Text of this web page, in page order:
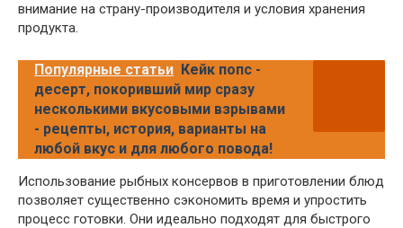
внимание на страну-производителя и условия хранения
продукта.
Популярные статьи Кейк попс -
десерт, покоривший мир сразу
несколькими вкусовыми взрывами
- рецепты, история, варианты на
любой вкус и для любого повода!
Использование рыбных консервов в приготовлении блюд
позволяет существенно сэкономить время и упростить
процесс готовки. Они идеально подходят для быстрого